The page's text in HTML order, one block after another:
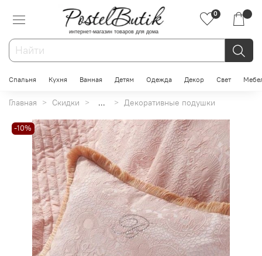
интернет-магазин товаров для дома
0
Спальня Кухня Ванная Детям Одежда Декор Свет
Главная Скидки ... Декоративные подушки
-10%